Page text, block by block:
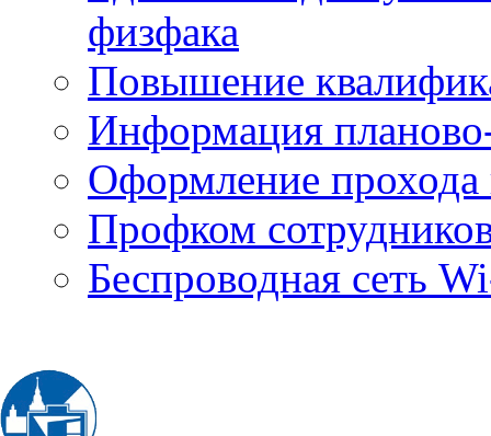
физфака
Повышение
Информация
Оформление прохода
Профком
Беспроводная сеть